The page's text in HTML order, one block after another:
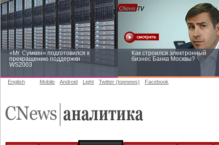
«Mr. Сумкин» подготовился к
прекращению поддержки
WS2003
Как строился электронный
бизнес Банка Москвы?
аналитике
English Mobile Android Light Twitter (topnews) Facebook